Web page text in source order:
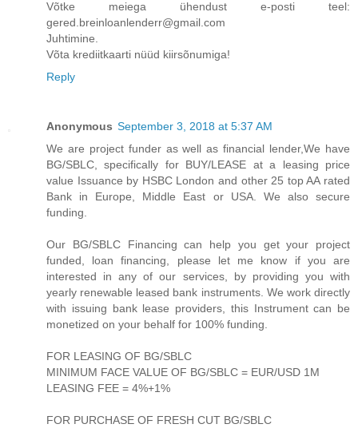
Võtke meiega ühendust e-posti teel:
gered.breinloanlenderr@gmail.com
Juhtimine.
Võta krediitkaarti nüüd kiirsõnumiga!
Reply
Anonymous September 3, 2018 at 5:37 AM
We are project funder as well as financial lender,We have
BG/SBLC, specifically for BUY/LEASE at a leasing price
value Issuance by HSBC London and other 25 top AA rated
Bank in Europe, Middle East or USA. We also secure
funding.
Our BG/SBLC Financing can help you get your project
funded, loan financing, please let me know if you are
interested in any of our services, by providing you with
yearly renewable leased bank instruments. We work directly
with issuing bank lease providers, this Instrument can be
monetized on your behalf for 100% funding.
FOR LEASING OF BG/SBLC
MINIMUM FACE VALUE OF BG/SBLC = EUR/USD 1M
LEASING FEE = 4%+1%
FOR PURCHASE OF FRESH CUT BG/SBLC